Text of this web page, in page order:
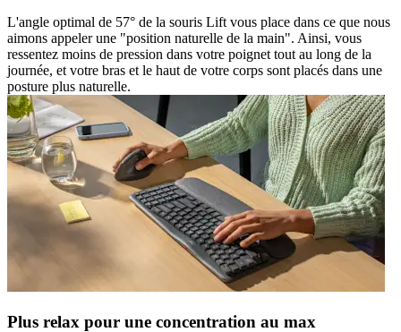
L'angle optimal de 57° de la souris Lift vous place dans ce que nous
aimons appeler une "position naturelle de la main". Ainsi, vous
ressentez moins de pression dans votre poignet tout au long de la
journée, et votre bras et le haut de votre corps sont placés dans une
posture plus naturelle.
Plus relax pour une concentration au max